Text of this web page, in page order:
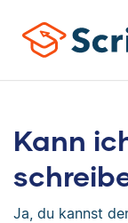
Kann
Ja, du kannst